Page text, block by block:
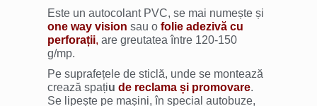
Este un autocolant PVC, se mai numește și
one way vision sau o folie adezivă cu
perforații, are greutatea între 120-150
g/mp.
Pe suprafețele de sticlă, unde se montează
crează spațiu de reclama și promovare.
Se lipește pe mașini, în special autobuze,